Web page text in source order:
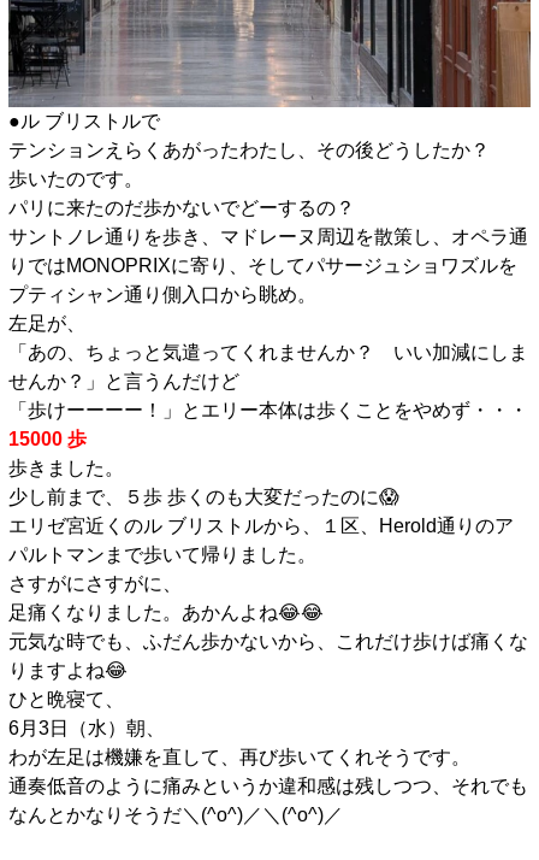
●ル ブリストルで
テンションえらくあがったわたし、その後どうしたか？
歩いたのです。
パリに来たのだ歩かないでどーするの？
サントノレ通りを歩き、マドレーヌ周辺を散策し、オペラ通
りではMONOPRIXに寄り、そしてパサージュショワズルを
プティシャン通り側入口から眺め。
左足が、
「あの、ちょっと気遣ってくれませんか？ いい加減にしま
せんか？」と言うんだけど
「歩けーーーー！」とエリー本体は歩くことをやめず・・・
15000 歩
歩きました。
少し前まで、５歩 歩くのも大変だったのに😱
エリゼ宮近くのル ブリストルから、１区、Herold通りのア
パルトマンまで歩いて帰りました。
さすがにさすがに、
足痛くなりました。あかんよね😂😂
元気な時でも、ふだん歩かないから、これだけ歩けば痛くな
りますよね😂
ひと晩寝て、
6月3日（水）朝、
わが左足は機嫌を直して、再び歩いてくれそうです。
通奏低音のように痛みというか違和感は残しつつ、それでも
なんとかなりそうだ＼(^o^)／＼(^o^)／